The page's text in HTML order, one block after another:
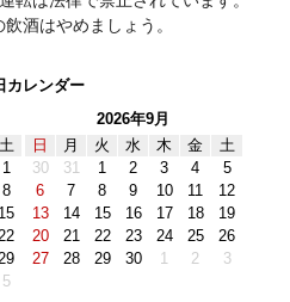
酒はやめましょう。
カレンダー
土
1
8
15
5
2026年9月
日
月 火 水 木 金
土
30
31 1 2 3 4
5
6
7 8 9 10 11
12
13
14 15 16 17 18
19
20
21 22 23 24 25
26
27
28 29 30 1 2 3